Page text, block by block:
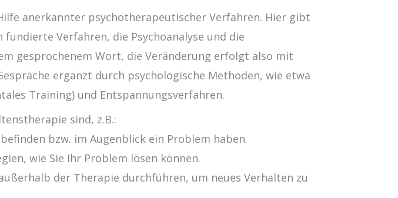
anerkannter psychotherapeutischer Verfahren. Hier gibt
Verfahren, die Psychoanalyse und die
gesprochenem Wort, die Veränderung erfolgt also mit
ergänzt durch psychologische Methoden, wie etwa
Training) und Entspannungsverfahren.
sind, z.B.:
bzw. im Augenblick ein Problem haben.
wie Sie Ihr Problem lösen können.
der Therapie durchführen, um neues Verhalten zu